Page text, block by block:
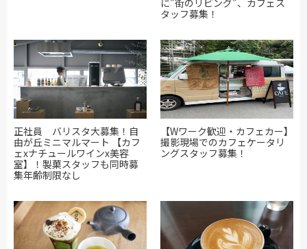
タッフ募集！
正社員 バリスタ大募集！自
由が丘ミニマルマート 【カフ
ェxナチュールワインx美容
室】！製菓スタッフも同時募
集年齢制限なし
【Wワーク歓迎・カフェカー】
撮影現場でのカフェケータリ
ングスタッフ募集！